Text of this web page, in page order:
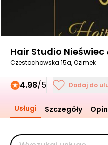
Hair Studio
Czestochowska 15a, Ozimek
4.98/5 Dodaj do
Usługi Szczegóły